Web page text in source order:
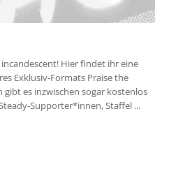
Hier findet ihr eine
Exklusiv-Formats Praise the
gibt es inzwischen sogar kostenlos
Supporter*innen, Staffel ...